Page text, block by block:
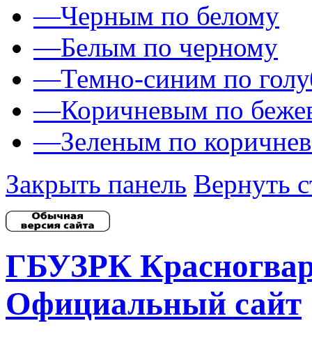
—Черным по белому
—Белым по черному
—Темно-синим по
—Коричневым по
—Зеленым по
Закрыть панель Вернуть
ГБУЗРК
Официальный сайт